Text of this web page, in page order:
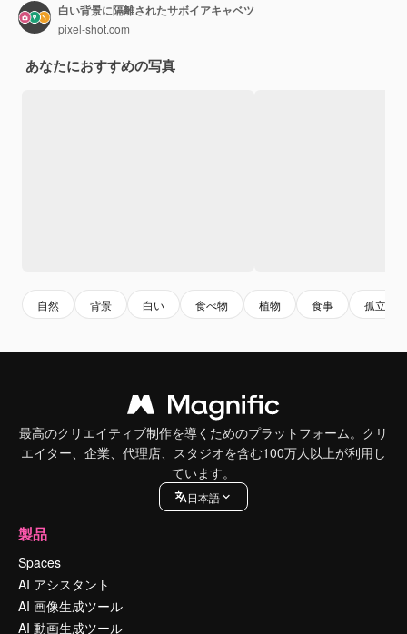
白い背景に隔離されたサボイアキャベツ
pixel-shot.com
あなたにおすすめの写真
自然 背景 白い 食べ物 植物 食事 孤立した
最高のクリエイティブ制作を導くためのプラットフォーム。クリ
エイター、企業、代理店、スタジオを含む100万人以上が利用し
ています。
日本語
製品
Spaces
AI アシスタント
AI 画像生成ツール
AI 動画生成ツール